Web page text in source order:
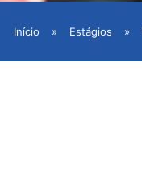
Início » Estágios »